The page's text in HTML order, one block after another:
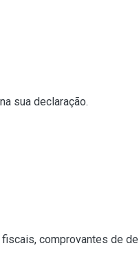
sua declaração.
comprovantes de